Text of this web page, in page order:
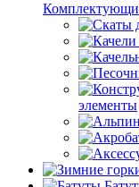
элементы